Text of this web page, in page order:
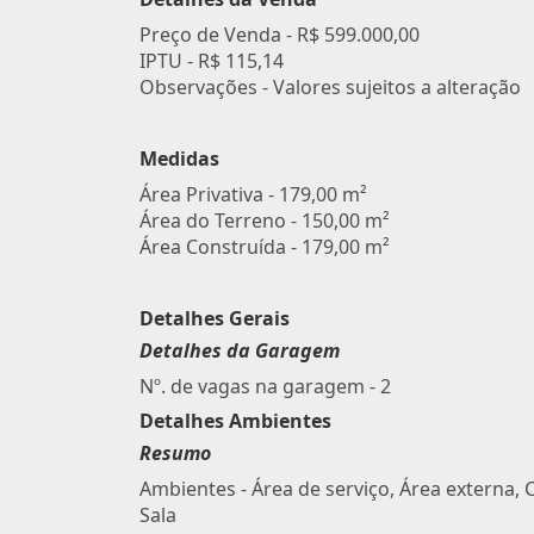
Preço de Venda - R$ 599.000,00
IPTU - R$ 115,14
Observações - Valores sujeitos a alteração
Medidas
Área Privativa - 179,00 m²
Área do Terreno - 150,00 m²
Área Construída - 179,00 m²
Detalhes Gerais
Detalhes da Garagem
Nº. de vagas na garagem - 2
Detalhes Ambientes
Resumo
Ambientes - Área de serviço, Área externa,
Sala